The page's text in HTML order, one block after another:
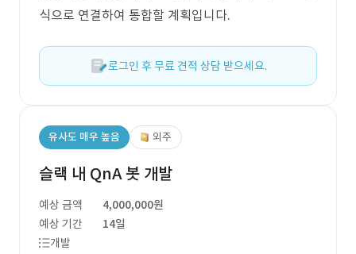
식으로 연결하여 통합할 계획입니다.
로그인 후 무료 견적 상담 받으세요.
유사도 매우 높음 외주
슬랙 내 QnA 봇 개발
예상 금액
4,000,000원
예상 기간
14일
개발